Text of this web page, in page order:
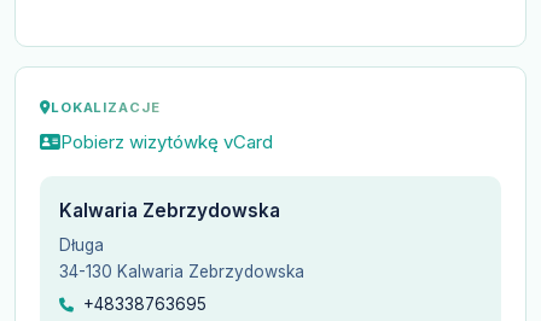
LOKALIZACJE
Pobierz wizytówkę vCard
Kalwaria Zebrzydowska
Długa
34-130 Kalwaria Zebrzydowska
+48338763695